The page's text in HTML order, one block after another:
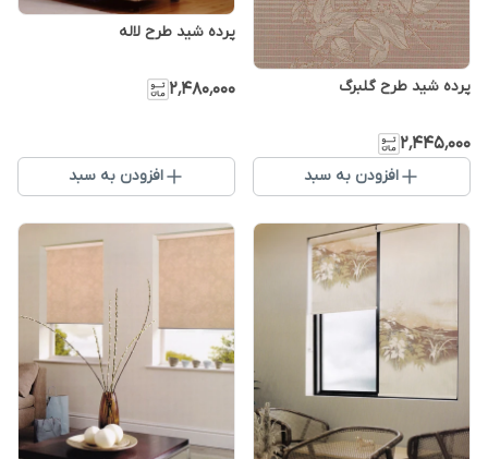
پرده شید طرح گلبرگ
۲٬۴۴۵٬۰۰۰
افزودن به سبد
پرده شید طرح لاله
۲٬۴۸۰٬۰۰۰
افزودن به سبد